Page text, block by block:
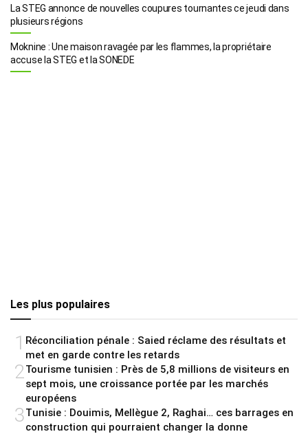
La STEG annonce de nouvelles coupures tournantes ce jeudi dans
plusieurs régions
Moknine : Une maison ravagée par les flammes, la propriétaire
accuse la STEG et la SONEDE
Les plus populaires
1 Réconciliation pénale : Saied réclame des résultats et
met en garde contre les retards
2 Tourisme tunisien : Près de 5,8 millions de visiteurs en
sept mois, une croissance portée par les marchés
européens
3Tunisie : Douimis, Mellègue 2, Raghai… ces barrages en
construction qui pourraient changer la donne